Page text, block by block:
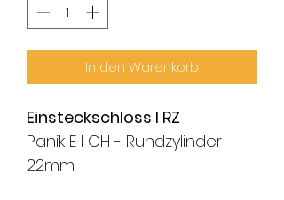
In den Warenkorb
Einsteckschloss l RZ
Panik E l CH - Rundzylinder
22mm